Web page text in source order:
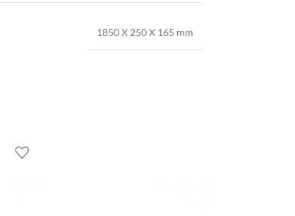
1850 X 250 X 165 mm